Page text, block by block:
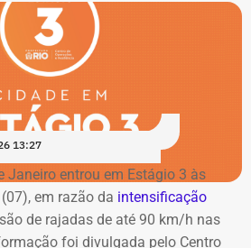
2025, as pesquisadoras Lisa Earl
e a historiadora Wlamyra
da Universidade Federal da
no Acervo Público da Bahia
que Luíza foi mãe do
Gama, um dos principais
no século XIX.
Militar, o Centro Integrado de
unidades estaduais de saúde
equipamentos culturais.
será iluminado em lilás em
da Lei Maria da Penha.
Atendimento à Mulher
13:27
Janeiro entrou em Estágio 3 às
em razão da intensificação
de rajadas de até 90 km/h nas
foi divulgada pelo Centro